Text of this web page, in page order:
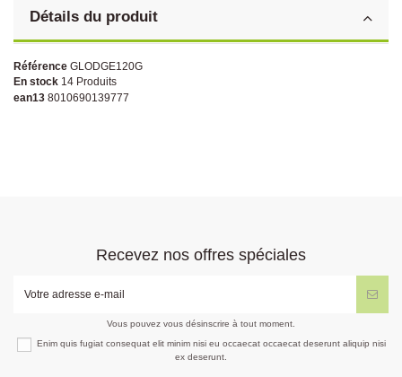
Détails du produit
Référence GLODGE120G
En stock 14 Produits
ean13 8010690139777
Recevez nos offres spéciales
Vous pouvez vous désinscrire à tout moment.
Enim quis fugiat consequat elit minim nisi eu occaecat occaecat deserunt aliquip nisi
ex deserunt.